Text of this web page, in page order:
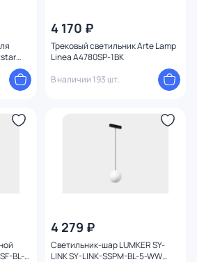
9-10W
4 170 ₽
Трековый светильник Arte Lamp
Linea A4780SP-1BK
В наличии 193 шт.
BL-6-
4 279 ₽
Светильник-шар LUMKER SY-
LINK SY-LINK-SSPM-BL-5-WW